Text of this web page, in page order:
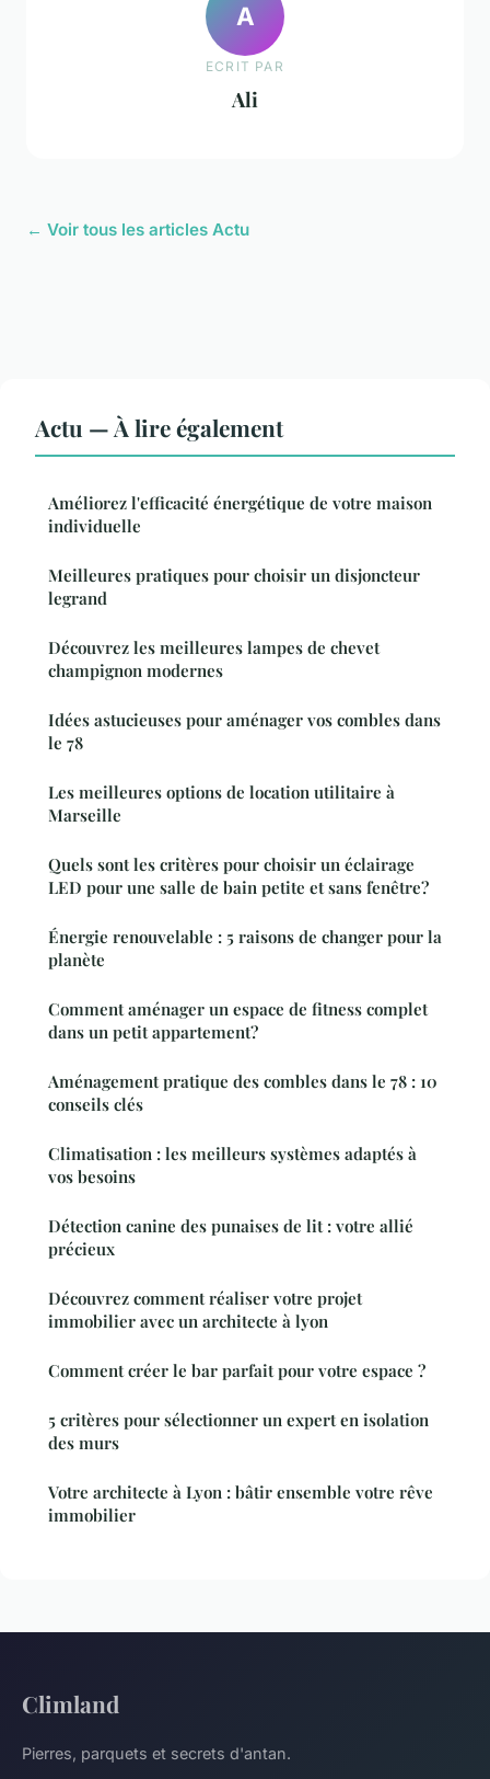
A
ECRIT PAR
Ali
← Voir tous les articles Actu
Actu — À lire également
Améliorez l'efficacité énergétique de votre maison
individuelle
Meilleures pratiques pour choisir un disjoncteur
legrand
Découvrez les meilleures lampes de chevet
champignon modernes
Idées astucieuses pour aménager vos combles dans
le 78
Les meilleures options de location utilitaire à
Marseille
Quels sont les critères pour choisir un éclairage
LED pour une salle de bain petite et sans fenêtre?
Énergie renouvelable : 5 raisons de changer pour la
planète
Comment aménager un espace de fitness complet
dans un petit appartement?
Aménagement pratique des combles dans le 78 : 10
conseils clés
Climatisation : les meilleurs systèmes adaptés à
vos besoins
Détection canine des punaises de lit : votre allié
précieux
Découvrez comment réaliser votre projet
immobilier avec un architecte à lyon
Comment créer le bar parfait pour votre espace ?
5 critères pour sélectionner un expert en isolation
des murs
Votre architecte à Lyon : bâtir ensemble votre rêve
immobilier
Climland
Pierres, parquets et secrets d'antan.